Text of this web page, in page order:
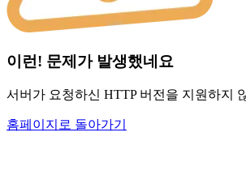
이런! 문제가 발생했네요
서버가 요청하신 HTTP 버전을 지원하지
홈페이지로 돌아가기